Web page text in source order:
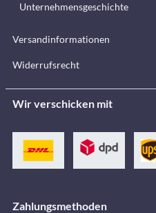
Unternehmensgeschichte
Versandinformationen
Widerrufsrecht
Wir verschicken mit
Zahlungsmethoden